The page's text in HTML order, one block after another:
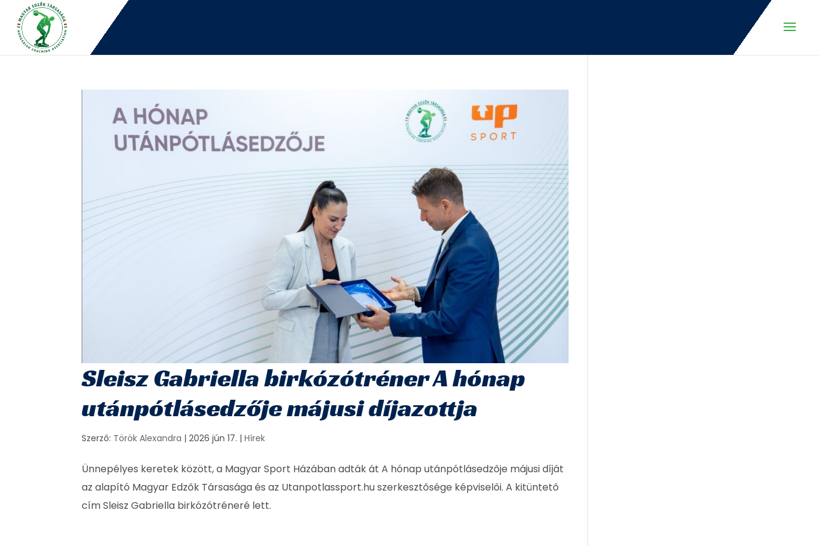
Sleisz Gabriella birkózótréner A hónap
utánpótlásedzője májusi díjazottja
Szerző: Török Alexandra |2026 jún 17. |Hírek
Ünnepélyes keretek között, a Magyar Sport Házában adták át A hónap utánpótlásedzője májusi díját
az alapító Magyar Edzők Társasága és az Utanpotlassport.hu szerkesztősége képviselői. A kitüntető
cím Sleisz Gabriella birkózótréneré lett.